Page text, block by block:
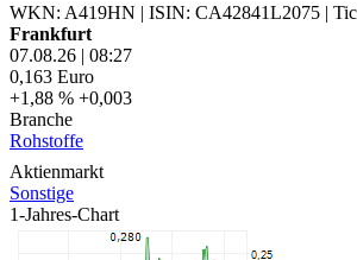
WKN: A419HN | ISIN: CA42841L2075 |
Frankfurt
07.08.26 | 08:27
0,163 Euro
+1,88 % +0,003
Branche
Rohstoffe
Aktienmarkt
Sonstige
1-Jahres-Chart